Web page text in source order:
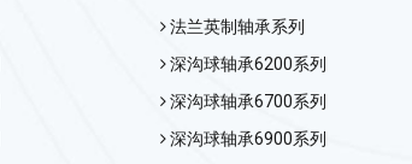
法兰英制轴承系列
深沟球轴承6200系列
深沟球轴承6700系列
深沟球轴承6900系列